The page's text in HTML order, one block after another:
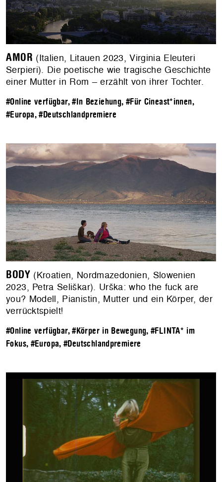
AMOR (Italien, Litauen 2023, Virginia Eleuteri
Serpieri). Die poetische wie tragische Geschichte
einer Mutter in Rom – erzählt von ihrer Tochter.
#Online verfügbar,#In Beziehung, #Für Cineast*innen,
#Europa,#Deutschlandpremiere
BODY (Kroatien, Nordmazedonien, Slowenien
2023, Petra Seliškar). Urška: who the fuck are
you? Modell, Pianistin, Mutter und ein Körper, der
verrücktspielt!
#Online verfügbar,#Körper in Bewegung, #FLINTA* im
Fokus, #Europa,#Deutschlandpremiere